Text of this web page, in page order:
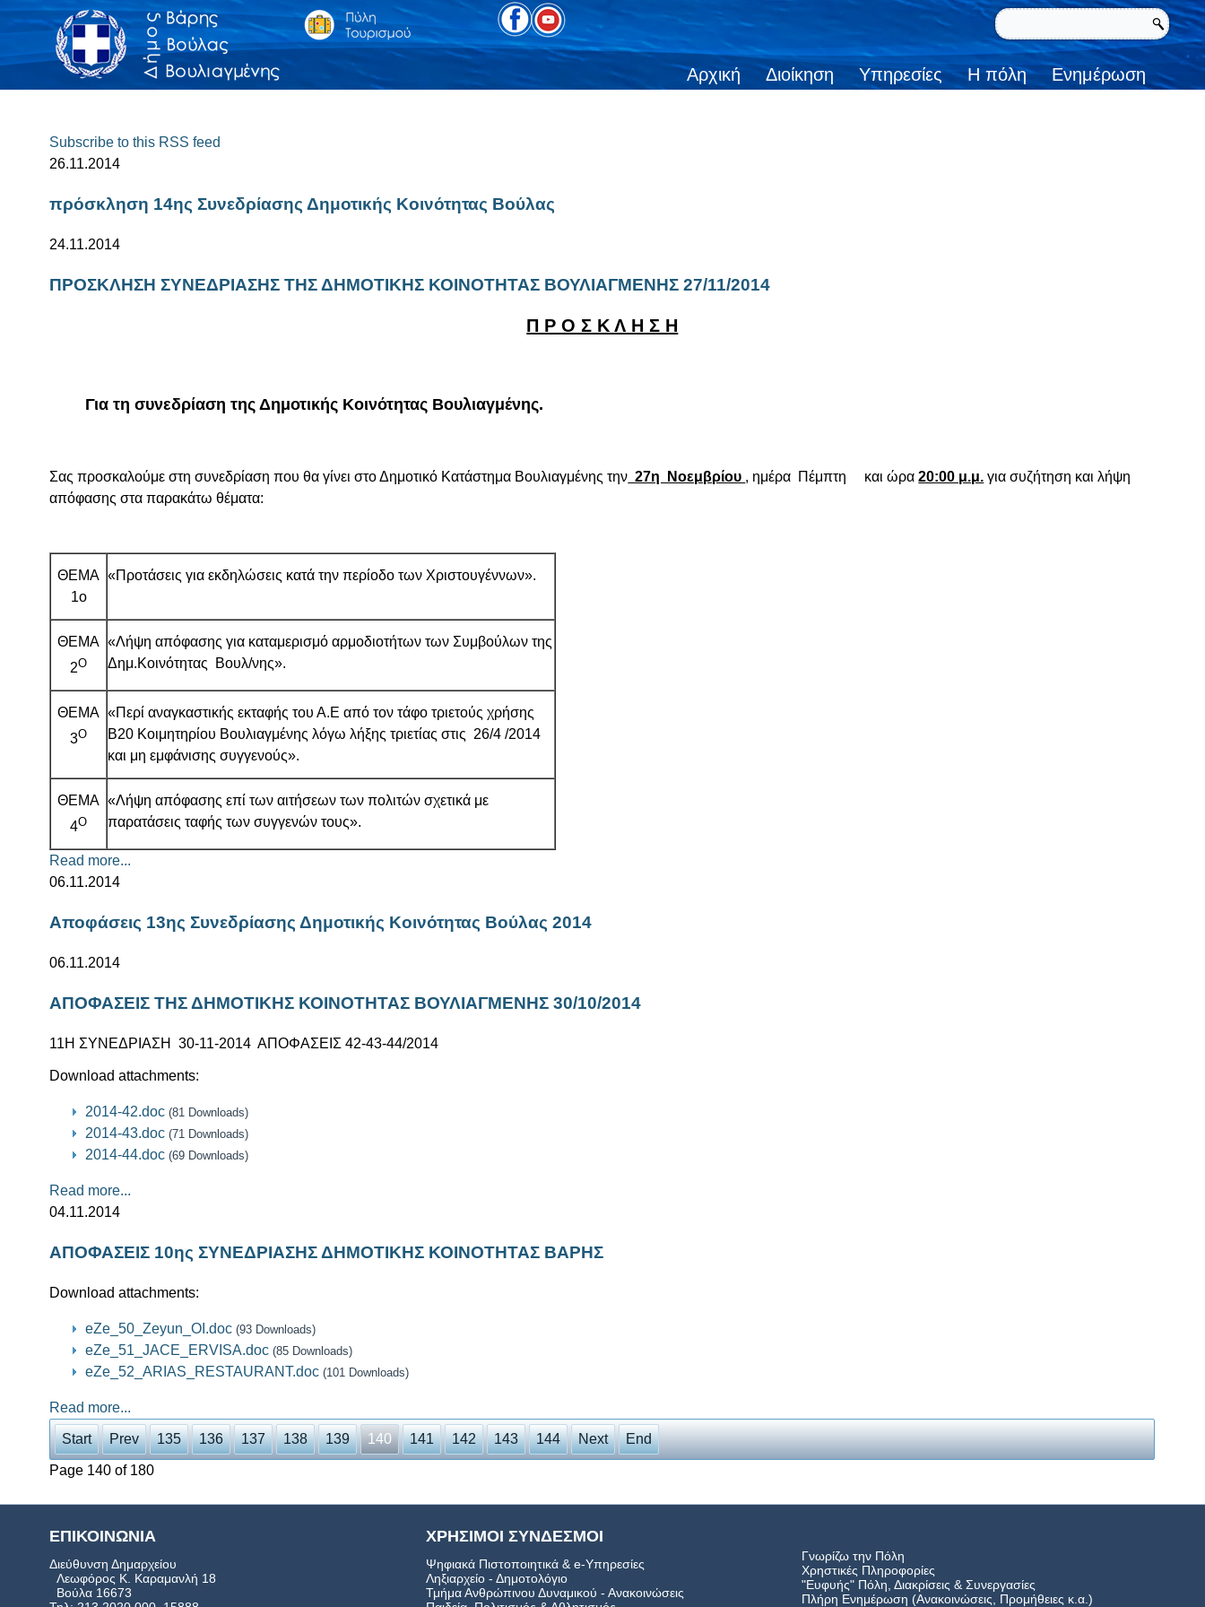
Αρχική Διοίκηση Υπηρεσίες Η πόλη Ενημέρωση
Subscribe to this RSS feed
26.11.2014
πρόσκληση 14ης Συνεδρίασης Δημοτικής Κοινότητας Βούλας
24.11.2014
ΠΡΟΣΚΛΗΣΗ ΣΥΝΕΔΡΙΑΣΗΣ ΤΗΣ ΔΗΜΟΤΙΚΗΣ ΚΟΙΝΟΤΗΤΑΣ ΒΟΥΛΙΑΓΜΕΝΗΣ 27/11/2014
Π Ρ Ο Σ Κ Λ Η Σ Η
Για τη συνεδρίαση της Δημοτικής Κοινότητας Βουλιαγμένης.
Σας προσκαλούμε στη συνεδρίαση που θα γίνει στο Δημοτικό Κατάστημα Βουλιαγμένης την 27η Νοεμβρίου , ημέρα Πέμπτη και ώρα20:00 μ.μ. για συζήτηση και λήψη
απόφασης στα παρακάτω θέματα:
ΘΕΜΑ
1ο
«Προτάσεις για εκδηλώσεις κατά την περίοδο των Χριστουγέννων».
ΘΕΜΑ
2Ο
«Λήψη απόφασης για καταμερισμό αρμοδιοτήτων των Συμβούλων της
Δημ.Κοινότητας Βουλ/νης».
ΘΕΜΑ
3Ο
«Περί αναγκαστικής εκταφής του Α.Ε από τον τάφο τριετούς χρήσης
Β20 Κοιμητηρίου Βουλιαγμένης λόγω λήξης τριετίας στις 26/4 /2014
και μη εμφάνισης συγγενούς».
ΘΕΜΑ
4Ο
«Λήψη απόφασης επί των αιτήσεων των πολιτών σχετικά με
παρατάσεις ταφής των συγγενών τους».
Read more...
06.11.2014
Aποφάσεις 13ης Συνεδρίασης Δημοτικής Κοινότητας Βούλας 2014
06.11.2014
ΑΠΟΦΑΣΕΙΣ ΤΗΣ ΔΗΜΟΤΙΚΗΣ ΚΟΙΝΟΤΗΤΑΣ ΒΟΥΛΙΑΓΜΕΝΗΣ 30/10/2014
11Η ΣΥΝΕΔΡΙΑΣΗ 30-11-2014 ΑΠΟΦΑΣΕΙΣ 42-43-44/2014
Download attachments:
2014-42.doc(81 Downloads)
2014-43.doc(71 Downloads)
2014-44.doc(69 Downloads)
Read more...
04.11.2014
ΑΠΟΦΑΣΕΙΣ 10ης ΣΥΝΕΔΡΙΑΣΗΣ ΔΗΜΟΤΙΚΗΣ ΚΟΙΝΟΤΗΤΑΣ ΒΑΡΗΣ
Download attachments:
eZe_50_Zeyun_OI.doc(93 Downloads)
eZe_51_JACE_ERVISA.doc(85 Downloads)
eZe_52_ARIAS_RESTAURANT.doc(101 Downloads)
Read more...
Start Prev 135 136 137 138 139 140 141 142 143 144 Next End
Page 140 of 180
ΕΠΙΚΟΙΝΩΝΙΑ
Διεύθυνση Δημαρχείου
Λεωφόρος Κ. Καραμανλή 18
Βούλα 16673
ΧΡΗΣΙΜΟΙ ΣΥΝΔΕΣΜΟΙ
Ψηφιακά Πιστοποιητικά & e-Υπηρεσίες
Ληξιαρχείο - Δημοτολόγιο
Τμήμα Ανθρώπινου Δυναμικού - Ανακοινώσεις
Γνωρίζω την Πόλη
Χρηστικές Πληροφορίες
"Ευφυής" Πόλη, Διακρίσεις & Συνεργασίες
Πλήρη Ενημέρωση (Ανακοινώσεις, Προμήθειες κ.α.)